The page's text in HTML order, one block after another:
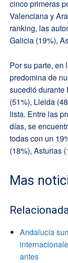
cinco primeras
Valenciana y
ranking, las
Galicia (19%),
Por su parte, en
predomina de
sucedió durante
(51%), Lleida
lista. Entre las
días, se
todas con un
(18%), Asturias
Mas
Andalucía
antes